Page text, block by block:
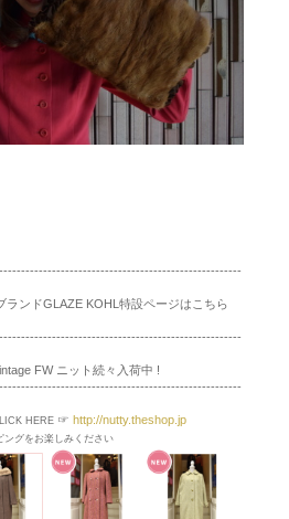
ランドGLAZE KOHL特設ページはこちら
FW ニット続々入荷中 !
HERE ☞ http://nutty.theshop.jp
ングをお楽しみください